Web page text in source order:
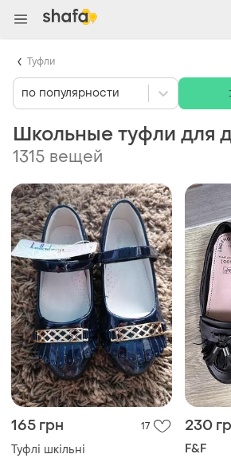
Школьные туфли для
1315 вещей
165 грн 17
Туфлі шкільні
230
F&F
по популярности
Туфли